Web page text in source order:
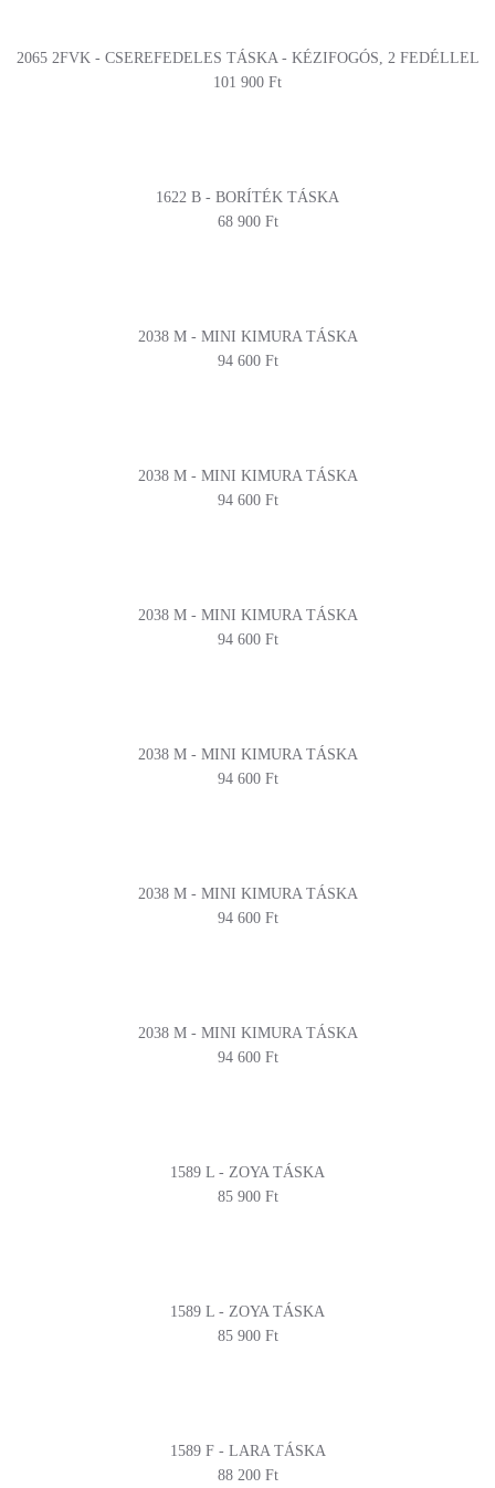
2065 2FVK - CSEREFEDELES TÁSKA - KÉZIFOGÓS, 2 FEDÉLLEL
101 900 Ft
1622 B - BORÍTÉK TÁSKA
68 900 Ft
2038 M - MINI KIMURA TÁSKA
94 600 Ft
2038 M - MINI KIMURA TÁSKA
94 600 Ft
2038 M - MINI KIMURA TÁSKA
94 600 Ft
2038 M - MINI KIMURA TÁSKA
94 600 Ft
2038 M - MINI KIMURA TÁSKA
94 600 Ft
2038 M - MINI KIMURA TÁSKA
94 600 Ft
1589 L - ZOYA TÁSKA
85 900 Ft
1589 L - ZOYA TÁSKA
85 900 Ft
1589 F - LARA TÁSKA
88 200 Ft